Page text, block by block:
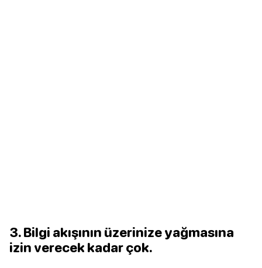
3. Bilgi akışının üzerinize yağmasına
izin verecek kadar çok.